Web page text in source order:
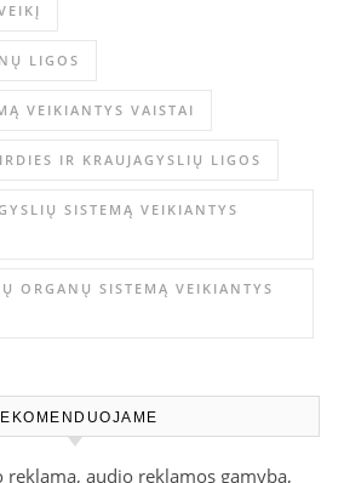
LIGOS
VEIKIANTYS VAISTAI
IR KRAUJAGYSLIŲ LIGOS
SISTEMĄ VEIKIANTYS
ORGANŲ SISTEMĄ VEIKIANTYS
audio reklamos gamyba,